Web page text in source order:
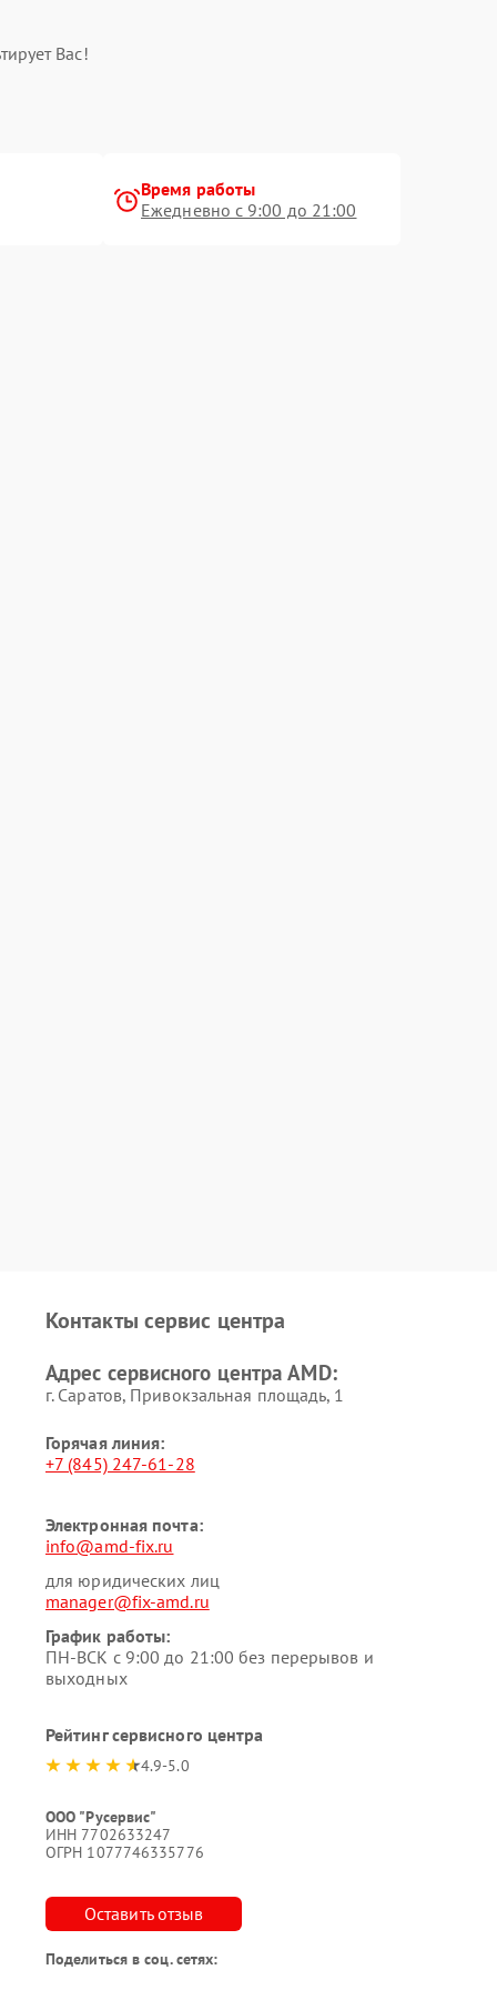
Вас!
Время работы
Ежедневно с 9:00 до 21:00
Контакты сервис центра
Адрес сервисного центра AMD:
г. Саратов, Привокзальная площадь, 1
Горячая линия:
+7 (845) 247-61-28
Электронная почта:
info@amd-fix.ru
для юридических лиц
manager@fix-amd.ru
График работы:
ПН-ВСК с 9:00 до 21:00 без перерывов и
выходных
Рейтинг сервисного центра
4.9-5.0
ООО "Русервис"
ИНН 7702633247
ОГРН 1077746335776
Оставить отзыв
Поделиться в соц. сетях: